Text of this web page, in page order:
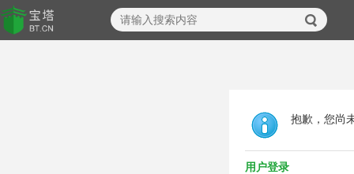
抱歉，您尚
用户登录